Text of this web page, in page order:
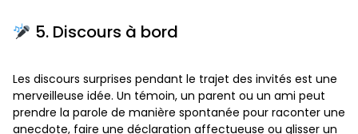
5. Discours à bord
Les discours surprises pendant le trajet des invités est une
merveilleuse idée. Un témoin, un parent ou un ami peut
prendre la parole de manière spontanée pour raconter une
anecdote, faire une déclaration affectueuse ou glisser un